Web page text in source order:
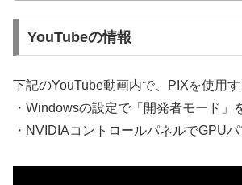
YouTubeの情報
下記のYouTube動画内で、PIXを使用
・Windowsの設定で「開発者モード」
・NVIDIAコントロールパネルでGPU